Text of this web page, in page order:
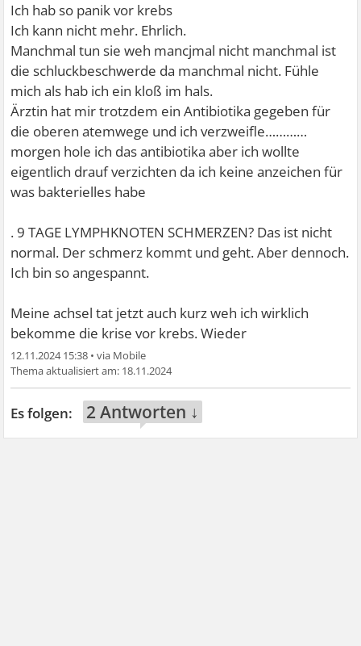
Ich hab so panik vor krebs
Ich kann nicht mehr. Ehrlich.
Manchmal tun sie weh mancjmal nicht manchmal ist
die schluckbeschwerde da manchmal nicht. Fühle
mich als hab ich ein kloß im hals.
Ärztin hat mir trotzdem ein Antibiotika gegeben für
die oberen atemwege und ich verzweifle…………
morgen hole ich das antibiotika aber ich wollte
eigentlich drauf verzichten da ich keine anzeichen für
was bakterielles habe
. 9 TAGE LYMPHKNOTEN SCHMERZEN? Das ist nicht
normal. Der schmerz kommt und geht. Aber dennoch.
Ich bin so angespannt.
Meine achsel tat jetzt auch kurz weh ich wirklich
bekomme die krise vor krebs. Wieder
12.11.2024 15:38 •
18.11.2024
2 Antworten ↓